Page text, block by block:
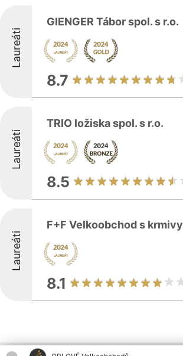
Laureáti
GIENGER Tábor spol. s r.o.
8.7
Laureáti
TRIO ložiska spol. s r.o.
8.5
Laureáti
F+F Velkoobchod s krmivy
8.1